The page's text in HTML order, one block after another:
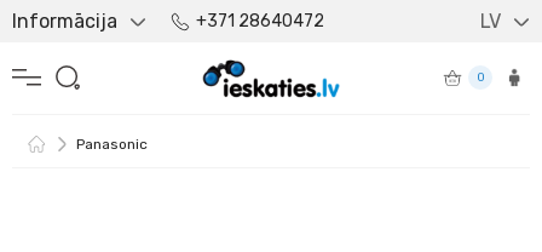
Informācija +371 28640472 LV
0
Panasonic